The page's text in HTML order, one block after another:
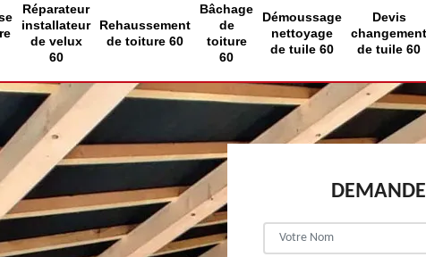
Réparateur
installateur
de velux
60
Rehaussement
de toiture 60
Bâchage
de
toiture
60
Démoussage
nettoyage
de tuile 60
Devis
changement
de tuile 60